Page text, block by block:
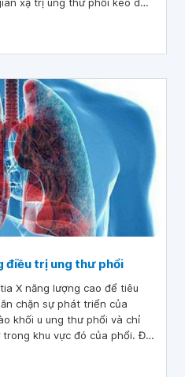
và điều trị, thể trạng của
điều trị ung thư phổi
X năng lượng cao để tiêu
chặn sự phát triển của
khối u ung thư phổi và chỉ
khu vực đó của phổi. Để